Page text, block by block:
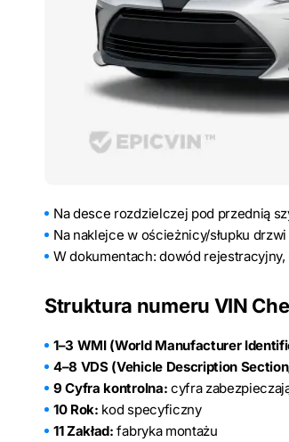
Na desce rozdzielczej pod przednią
Na naklejce w ościeżnicy/słupku
W dokumentach: dowód
Struktura numeru VIN
1–3 WMI (World Manufacturer
4–8 VDS (Vehicle Description
9 Cyfra kontrolna: cyfra
10 Rok: kod specyficzny
11 Zakład: fabryka montażu